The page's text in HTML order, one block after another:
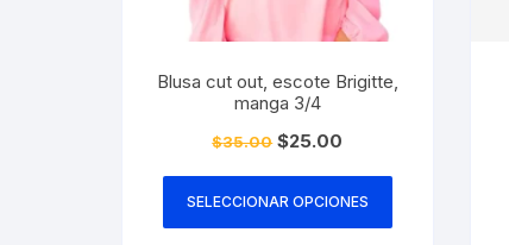
Blusa cut out, escote Brigitte,
manga 3/4
$35.00 El
precio
original
era:
$35.00.
$25.00
actual
es:
$25.00.
SELECCIONAR OPCIONES
Este
tiene